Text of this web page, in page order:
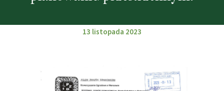
13 listopada 2023